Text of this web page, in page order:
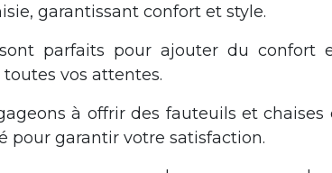
garantissant confort et style.
parfaits pour ajouter du confort
vos attentes.
à offrir des fauteuils et
pour garantir votre satisfaction.